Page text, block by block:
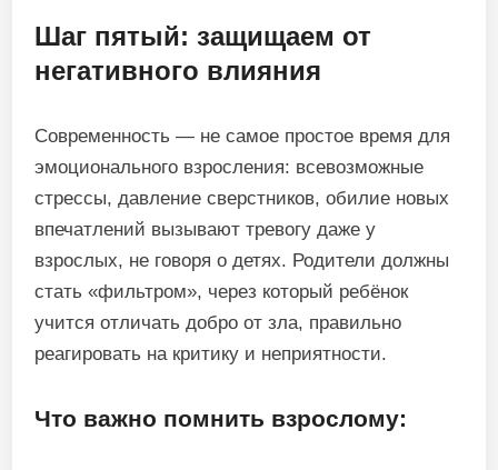
Шаг пятый: защищаем от
негативного влияния
Современность — не самое простое время для
эмоционального взросления: всевозможные
стрессы, давление сверстников, обилие новых
впечатлений вызывают тревогу даже у
взрослых, не говоря о детях. Родители должны
стать «фильтром», через который ребёнок
учится отличать добро от зла, правильно
реагировать на критику и неприятности.
Что важно помнить взрослому: